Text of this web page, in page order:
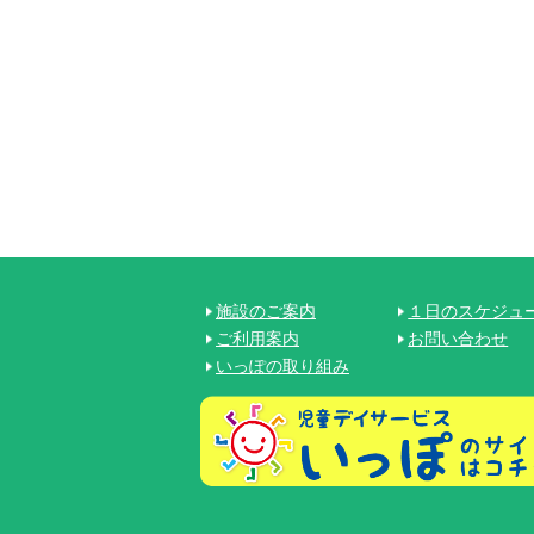
施設のご案内
ご利用案内
いっぽの取り組み
１日のスケジュ
お問い合わせ